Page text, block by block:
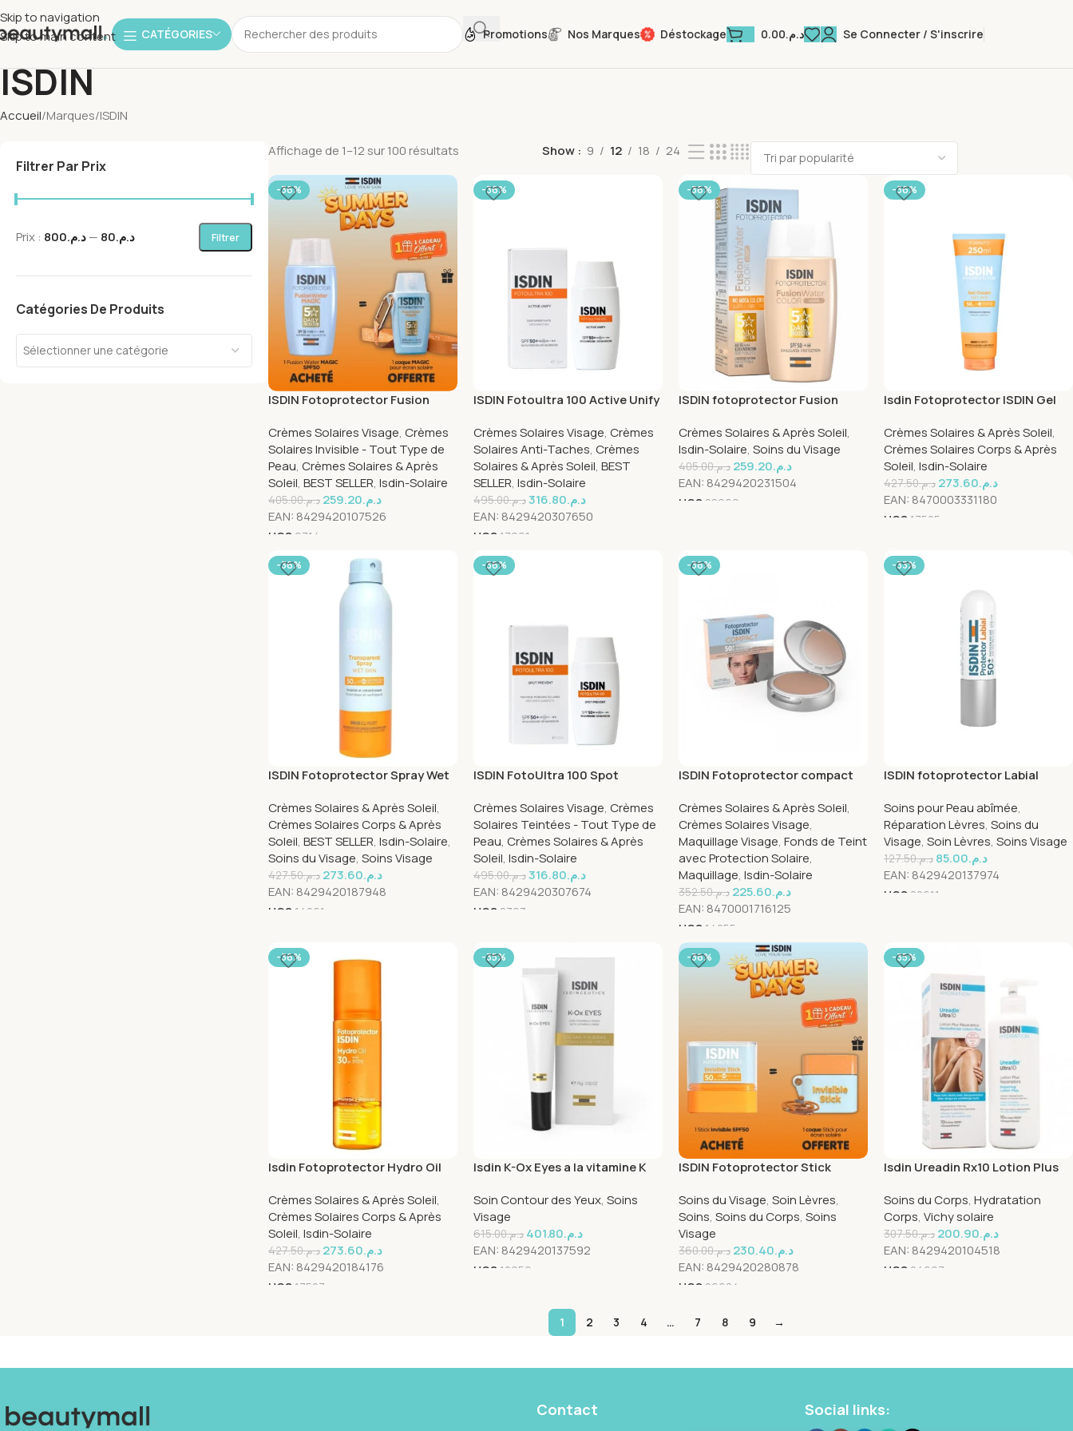
Skip to navigation
Skip to main content
CATÉGORIES Promotions Nos Marques Déstockage د.م.0.00 Se Connecter / S'inscrire
ISDIN
Accueil Marques ISDIN
Filtrer Par Prix
Filtrer
Prix : د.م.80 —د.م.800
Catégories De Produits
Sélectionner une catégorie
Affichage de 1–12 sur 100 résultats Show 9 12 18 24
-36%
ISDIN Fotoprotector Fusion
Coque Magic Offerte
Crèmes Solaires Visage, Crèmes
Solaires Invisible - Tout Type de
Peau, Crèmes Solaires & Après
Soleil, BEST SELLER, Isdin-Solaire
د.م.405.00 د.م.259.20
EAN: 8429420107526
UGS 9714
-36%
ISDIN Fotoultra 100 Active Unify
Crèmes Solaires Visage, Crèmes
Solaires Anti-Taches, Crèmes
Solaires & Après Soleil, BEST
SELLER, Isdin-Solaire
د.م.495.00 د.م.316.80
EAN: 8429420307650
UGS 17961
-36%
ISDIN fotoprotector Fusion
Crèmes Solaires & Après Soleil,
Isdin-Solaire, Soins du Visage
د.م.405.00 د.م.259.20
EAN: 8429420231504
UGS 28969
-36%
Isdin Fotoprotector ISDIN Gel
Crèmes Solaires & Après Soleil,
Crèmes Solaires Corps & Après
Soleil, Isdin-Solaire
د.م.427.50 د.م.273.60
EAN: 8470003331180
UGS 17505
-36%
ISDIN Fotoprotector Spray Wet
Crèmes Solaires & Après Soleil,
Crèmes Solaires Corps & Après
Soleil, BEST SELLER, Isdin-Solaire,
Soins du Visage, Soins Visage
د.م.427.50 د.م.273.60
EAN: 8429420187948
UGS 14061
-36%
ISDIN FotoUltra 100 Spot
Crèmes Solaires Visage, Crèmes
Solaires Teintées - Tout Type de
Peau, Crèmes Solaires & Après
Soleil, Isdin-Solaire
د.م.495.00 د.م.316.80
EAN: 8429420307674
UGS 8363
-36%
ISDIN Fotoprotector compact
Crèmes Solaires & Après Soleil,
Crèmes Solaires Visage,
Maquillage Visage, Fonds de Teint
avec Protection Solaire,
Maquillage, Isdin-Solaire
د.م.352.50 د.م.225.60
EAN: 8470001716125
UGS 14055
-33%
ISDIN fotoprotector Labial
Soins pour Peau abîmée,
Réparation Lèvres, Soins du
Visage, Soin Lèvres, Soins Visage
د.م.127.50 د.م.85.00
EAN: 8429420137974
UGS 20611
-36%
Isdin Fotoprotector Hydro Oil
Crèmes Solaires & Après Soleil,
Crèmes Solaires Corps & Après
Soleil, Isdin-Solaire
د.م.427.50 د.م.273.60
EAN: 8429420184176
UGS 17507
-35%
Isdin K-Ox Eyes a la vitamine K
Soin Contour des Yeux, Soins
Visage
د.م.615.00 د.م.401.80
EAN: 8429420137592
UGS 12959
-36%
ISDIN Fotoprotector Stick
Stick
Soins du Visage, Soin Lèvres,
Soins, Soins du Corps, Soins
Visage
د.م.360.00 د.م.230.40
EAN: 8429420280878
UGS 26684
-35%
Isdin Ureadin Rx10 Lotion Plus
Soins du Corps, Hydratation
Corps, Vichy solaire
د.م.307.50 د.م.200.90
EAN: 8429420104518
UGS 24697
1 2 3 4 … 7 8 9 →
Contact Social links: